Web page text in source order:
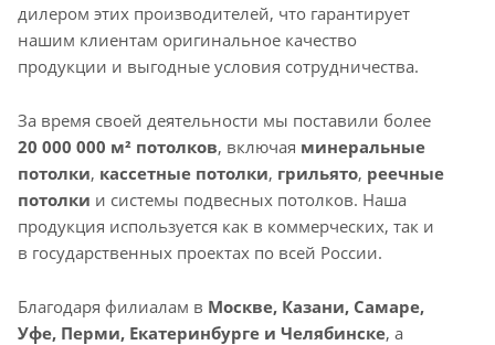
дилером этих производителей, что гарантирует
нашим клиентам оригинальное качество
продукции и выгодные условия сотрудничества.
За время своей деятельности мы поставили более
20 000 000 м² потолков, включая минеральные
потолки, кассетные потолки, грильято, реечные
потолки и системы подвесных потолков. Наша
продукция используется как в коммерческих, так и
в государственных проектах по всей России.
Благодаря филиалам в Москве, Казани, Самаре,
Уфе, Перми, Екатеринбурге и Челябинске, а